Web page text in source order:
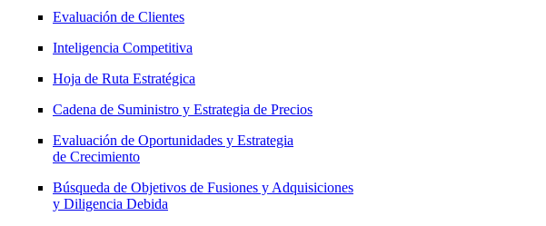
Evaluación de Clientes
Inteligencia Competitiva
Hoja de Ruta Estratégica
Cadena de Suministro y Estrategia de Precios
Evaluación de Oportunidades y Estrategia
de Crecimiento
Búsqueda de Objetivos de Fusiones y Adquisiciones
y Diligencia Debida